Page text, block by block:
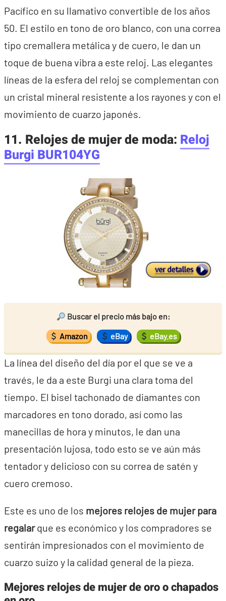
Pacífico en su llamativo convertible de los años
50. El estilo en tono de oro blanco, con una correa
tipo cremallera metálica y de cuero, le dan un
toque de buena vibra a este reloj. Las elegantes
líneas de la esfera del reloj se complementan con
un cristal mineral resistente a los rayones y con el
movimiento de cuarzo japonés.
11. Relojes de mujer de moda: Reloj
Burgi BUR104YG
Buscar el precio más bajo en:
Amazon eBay eBay.es
La línea del diseño del día por el que se ve a
través, le da a este Burgi una clara toma del
tiempo. El bisel tachonado de diamantes con
marcadores en tono dorado, así como las
manecillas de hora y minutos, le dan una
presentación lujosa, todo esto se ve aún más
tentador y delicioso con su correa de satén y
cuero cremoso.
Este es uno de los mejores relojes de mujer para
regalarque es económico y los compradores se
sentirán impresionados con el movimiento de
cuarzo suizo y la calidad general de la pieza.
Mejores relojes de mujer de oro o chapados